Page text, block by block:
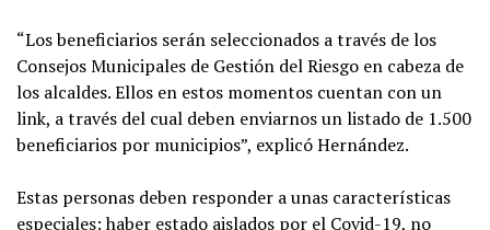
“Los beneficiarios serán seleccionados a través de los
Consejos Municipales de Gestión del Riesgo en cabeza de
los alcaldes. Ellos en estos momentos cuentan con un
link, a través del cual deben enviarnos un listado de 1.500
beneficiarios por municipios”, explicó Hernández.
Estas personas deben responder a unas características
especiales: haber estado aislados por el Covid-19, no